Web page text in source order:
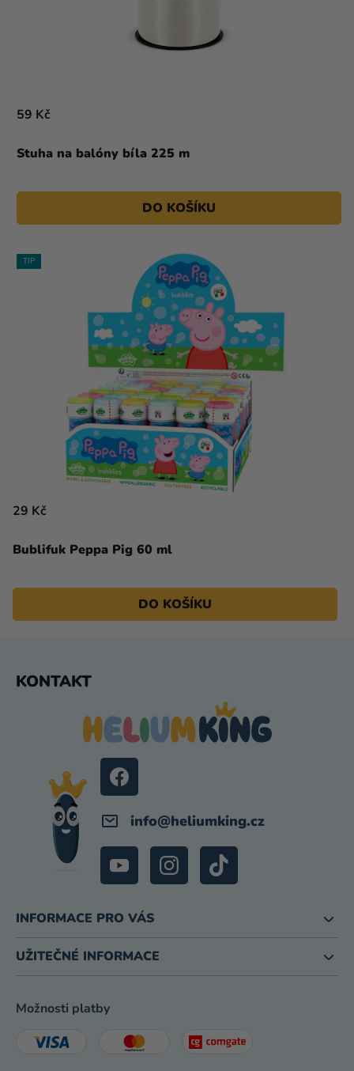
Stuha na balóny bíla 225 m
59 Kč
DO KOŠÍKU
TIP
Bublifuk Peppa Pig 60 ml
29 Kč
DO KOŠÍKU
KONTAKT
info@heliumking.cz
INFORMACE PRO VÁS
UŽITEČNÉ INFORMACE
Možnosti platby